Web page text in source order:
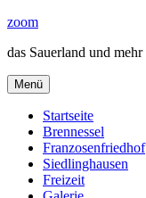
Zum
springen
zoom
das Sauerland und mehr
Menü
Startseite
Brennessel
Franzosenfriedhof
Siedlinghausen
Freizeit